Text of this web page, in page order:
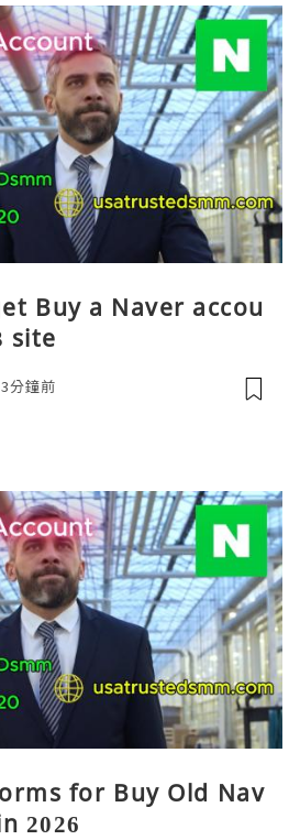
Buy a Naver accou
site
3分鐘前
for Buy Old Nav
2026